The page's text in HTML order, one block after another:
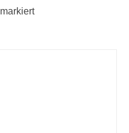
markiert